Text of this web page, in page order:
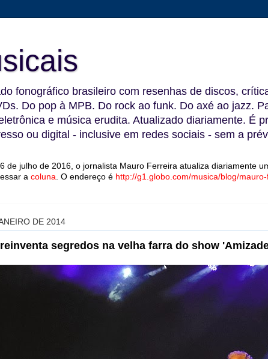
fonográfico brasileiro com resenhas de discos,
Do pop à MPB. Do rock ao funk. Do axé ao jazz.
e música erudita. Atualizado diariamente. É
ou digital - inclusive em redes sociais - sem a
de julho de 2016, o jornalista Mauro Ferreira atualiza diariamente
a coluna O endereço é http://g1.globo.com/musica/blog/
DE 2014
segredos na velha farra do show